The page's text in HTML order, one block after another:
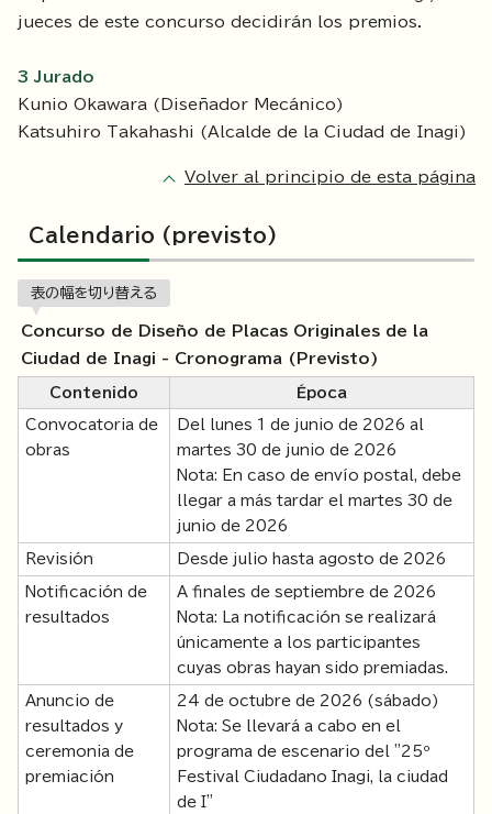
jueces de este concurso decidirán los premios.
3 Jurado
Kunio Okawara (Diseñador Mecánico)
Katsuhiro Takahashi (Alcalde de la Ciudad de Inagi)
Volver al principio de esta página
Calendario (previsto)
表の幅を切り替える
Concurso de Diseño de Placas Originales de la
Ciudad de Inagi - Cronograma (Previsto)
Contenido Época
Convocatoria de
obras
Del lunes 1 de junio de 2026 al
martes 30 de junio de 2026
Nota: En caso de envío postal, debe
llegar a más tardar el martes 30 de
junio de 2026
Revisión Desde julio hasta agosto de 2026
Notificación de
resultados
A finales de septiembre de 2026
Nota: La notificación se realizará
únicamente a los participantes
cuyas obras hayan sido premiadas.
Anuncio de
resultados y
ceremonia de
premiación
24 de octubre de 2026 (sábado)
Nota: Se llevará a cabo en el
programa de escenario del "25º
Festival Ciudadano Inagi, la ciudad
de I"